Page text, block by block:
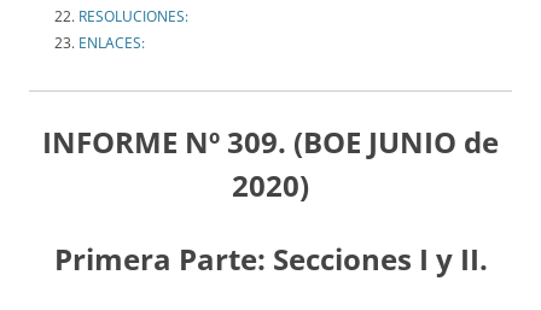
RESOLUCIONES:
ENLACES:
INFORME Nº 309. (BOE JUNIO de
2020)
Primera Parte: Secciones I y II.